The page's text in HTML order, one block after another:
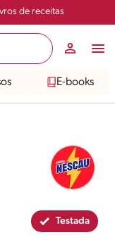
de receitas
E-books
Compartilhar
Testada